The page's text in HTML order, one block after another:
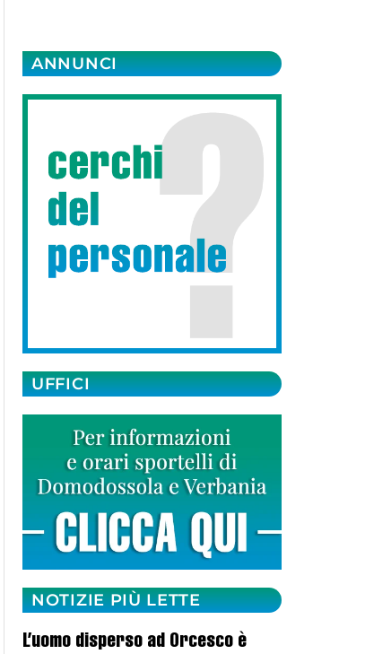
ANNUNCI
UFFICI
NOTIZIE PIÙ LETTE
L’uomo disperso ad Orcesco è